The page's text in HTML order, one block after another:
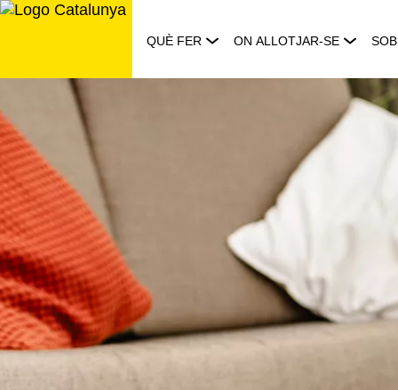
Saltar
QUÈ FER ON ALLOTJAR-SE